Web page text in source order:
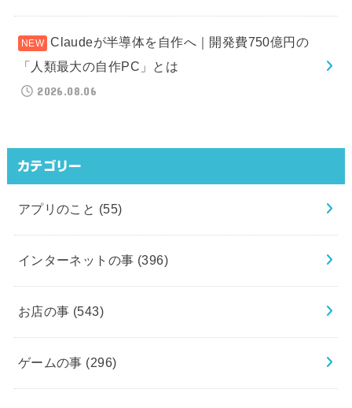
Claudeが半導体を自作へ｜開発費750億円の
「人類最大の自作PC」とは
2026.08.06
カテゴリー
アプリのこと (55)
インターネットの事 (396)
お店の事 (543)
ゲームの事 (296)